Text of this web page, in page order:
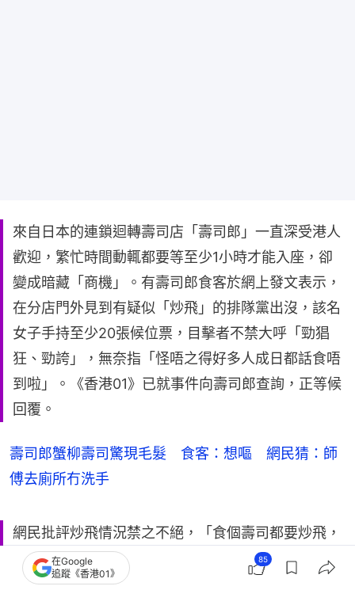
來自日本的連鎖迴轉壽司店「壽司郎」一直深受港人
歡迎，繁忙時間動輒都要等至少1小時才能入座，卻
變成暗藏「商機」。有壽司郎食客於網上發文表示，
在分店門外見到有疑似「炒飛」的排隊黨出沒，該名
女子手持至少20張候位票，目擊者不禁大呼「勁猖
狂、勁誇」，無奈指「怪唔之得好多人成日都話食唔
到啦」。《香港01》已就事件向壽司郎查詢，正等候
回覆。
壽司郎蟹柳壽司驚現毛髮 食客：想嘔 網民猜：師
傅去廁所冇洗手
網民批評炒飛情況禁之不絕，「食個壽司都要炒飛，
香港人炒嘢炒到上晒腦」，又呼籲港人「一齊企
硬」，拒絕「幫襯助長」，「食餐飯都要俾黃牛賺一
在Google
追蹤《香港01》
85